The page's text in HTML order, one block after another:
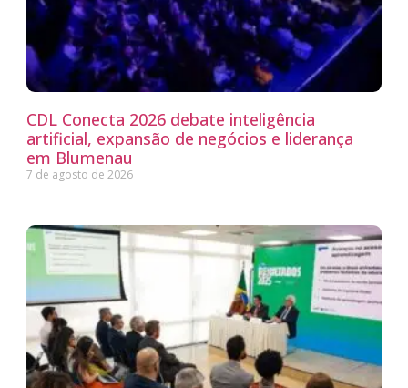
CDL Conecta 2026 debate inteligência
artificial, expansão de negócios e liderança
em Blumenau
7 de agosto de 2026